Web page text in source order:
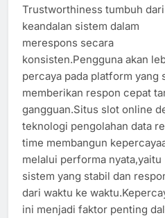
Trustworthiness tumbuh dari
keandalan sistem dalam
merespons secara
konsisten.Pengguna akan
percaya pada platform yang
memberikan respon cepat
gangguan.Situs slot online
teknologi pengolahan data
time membangun
melalui performa nyata,yaitu
sistem yang stabil dan
dari waktu ke
ini menjadi faktor penting